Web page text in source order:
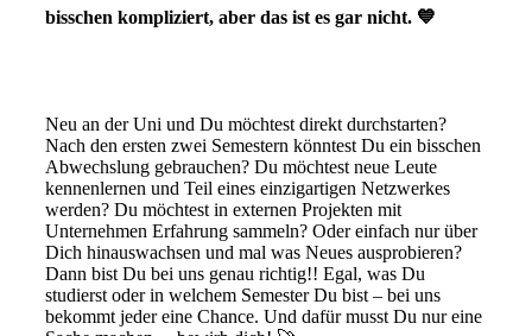
bisschen kompliziert, aber das ist es gar nicht. 💙
Neu an der Uni und Du möchtest direkt durchstarten?
Nach den ersten zwei Semestern könntest Du ein bisschen
Abwechslung gebrauchen? Du möchtest neue Leute
kennenlernen und Teil eines einzigartigen Netzwerkes
werden? Du möchtest in externen Projekten mit
Unternehmen Erfahrung sammeln? Oder einfach nur über
Dich hinauswachsen und mal was Neues ausprobieren?
Dann bist Du bei uns genau richtig!! Egal, was Du
studierst oder in welchem Semester Du bist – bei uns
bekommt jeder eine Chance. Und dafür musst Du nur eine